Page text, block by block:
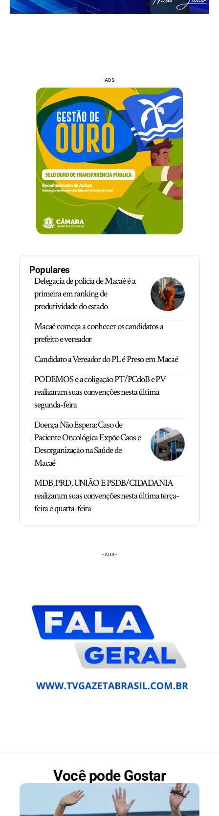
- ADS -
Populares
Delegacia de polícia de Macaé é a
primeira em ranking de
produtividade do estado
Macaé começa a conhecer os candidatos a
prefeito e vereador
Candidato a Vereador do PL é Preso em Macaé
PODEMOS e a coligação PT/PCdoB e PV
realizaram suas convenções nesta última
segunda-feira
Doença Não Espera: Caso de
Paciente Oncológica Expõe Caos e
Desorganização na Saúde de
Macaé
MDB, PRD, UNIÃO E PSDB/CIDADANIA
realizaram suas convenções nesta última terça-
feira e quarta-feira
- ADS -
Você pode Gostar